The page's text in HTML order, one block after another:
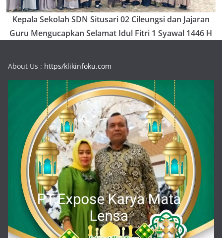
Kepala Sekolah SDN Situsari 02 Cileungsi dan Jajaran
Guru Mengucapkan Selamat Idul Fitri 1 Syawal 1446 H
About Us : https/klikinfoku.com